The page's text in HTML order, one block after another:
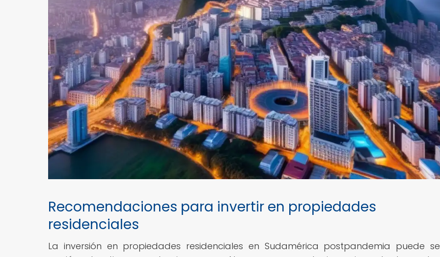
Recomendaciones para invertir en propiedades
residenciales
La inversión en propiedades residenciales en Sudamérica postpandemia puede